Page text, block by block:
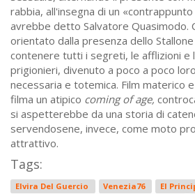
rabbia, all'insegna di un
avrebbe detto Salvatore Quasimodo.
orientato dalla presenza dello
contenere tutti i segreti, le afflizioni e
prigionieri, divenuto a poco a poco
necessaria e totemica. Film materico
filma un atipico coming of age,
si aspetterebbe da una storia di
servendosene, invece, come moto
attrattivo.
Tags:
Elvira Del Guercio Venezia76 El